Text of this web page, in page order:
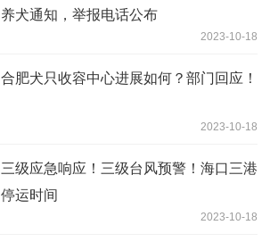
养犬通知，举报电话公布
2023-10-18
合肥犬只收容中心进展如何？部门回应！
2023-10-18
三级应急响应！三级台风预警！海口三港
停运时间
2023-10-18